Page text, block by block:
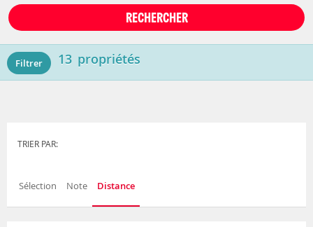
RECHERCHER
Filtrer 13 propriétés
TRIER PAR:
Sélection Note Distance